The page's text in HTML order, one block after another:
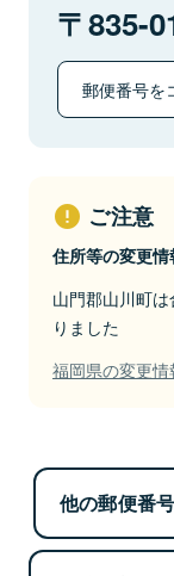
835-
郵便番号を
ご注意
住所等の変更情
山門郡山川町
りました
福岡県の変更
他の郵便番